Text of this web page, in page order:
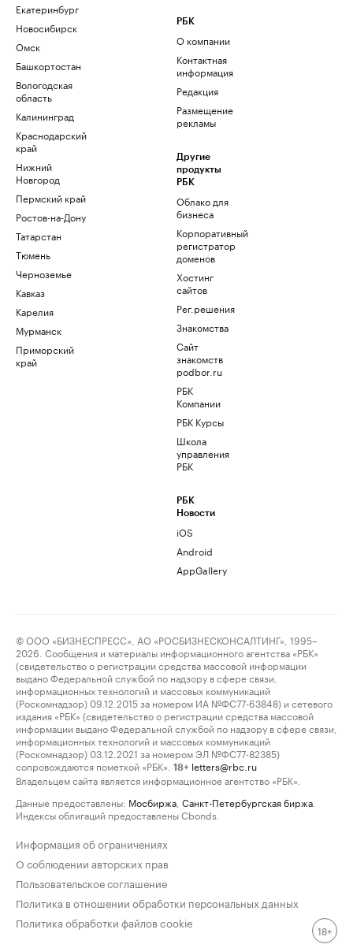
Екатеринбург
Новосибирск
Омск
Башкортостан
Вологодская
область
Калининград
Краснодарский
край
Нижний
Новгород
Пермский край
Ростов-на-Дону
Татарстан
Тюмень
Черноземье
Кавказ
Карелия
Мурманск
Приморский
край
РБК
О компании
Контактная
информация
Редакция
Размещение
рекламы
Другие
продукты
РБК
Облако для
бизнеса
Корпоративный
регистратор
доменов
Хостинг
сайтов
Рег.решения
Знакомства
Сайт
знакомств
podbor.ru
РБК
Компании
РБК Курсы
Школа
управления
РБК
РБК
Новости
iOS
Android
AppGallery
© ООО «БИЗНЕСПРЕСС», АО «РОСБИЗНЕСКОНСАЛТИНГ», 1995–
2026. Сообщения и материалы информационного агентства «РБК»
(свидетельство о регистрации средства массовой информации
выдано Федеральной службой по надзору в сфере связи,
информационных технологий и массовых коммуникаций
(Роскомнадзор) 09.12.2015 за номером ИА №ФС77-63848) и сетевого
издания «РБК» (свидетельство о регистрации средства массовой
информации выдано Федеральной службой по надзору в сфере связи,
информационных технологий и массовых коммуникаций
(Роскомнадзор) 03.12.2021 за номером ЭЛ №ФС77-82385)
сопровождаются пометкой «РБК».
18+ letters@rbc.ru
Владельцем сайта является информационное агентство «РБК».
Данные предоставлены: Мосбиржа Санкт-Петербургская биржа
Индексы облигаций предоставлены Cbonds.
Информация об ограничениях
О соблюдении авторских прав
Пользовательское соглашение
Политика в отношении обработки персональных данных
Политика обработки файлов cookie
18+